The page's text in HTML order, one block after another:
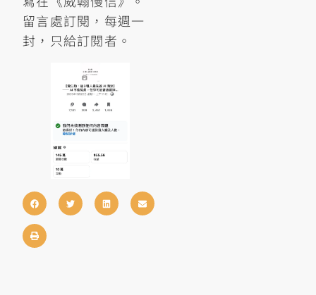
留言處訂閱，每週一
封，只給訂閱者。